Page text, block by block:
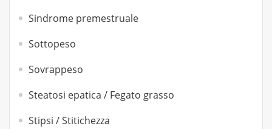
Sindrome premestruale
Sottopeso
Sovrappeso
Steatosi epatica / Fegato grasso
Stipsi / Stitichezza